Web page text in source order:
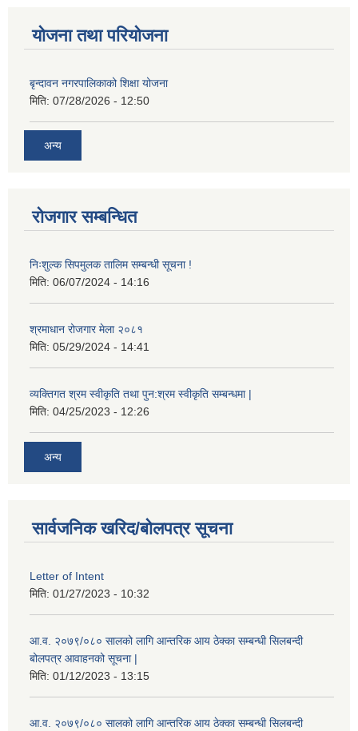
योजना तथा परियोजना
बृन्दावन नगरपालिकाको शिक्षा योजना
मिति: 07/28/2026 - 12:50
अन्य
रोजगार सम्बन्धित
निःशुल्क सिपमुलक तालिम सम्बन्धी सूचना !
मिति: 06/07/2024 - 14:16
श्रमाधान रोजगार मेला २०८१
मिति: 05/29/2024 - 14:41
व्यक्तिगत श्रम स्वीकृति तथा पुन:श्रम स्वीकृति सम्बन्धमा |
मिति: 04/25/2023 - 12:26
अन्य
सार्वजनिक खरिद/बोलपत्र सूचना
Letter of Intent
मिति: 01/27/2023 - 10:32
आ.व. २०७९/०८० सालको लागि आन्तरिक आय ठेक्का सम्बन्धी सिलबन्दी
बोलपत्र आवाहनको सूचना |
मिति: 01/12/2023 - 13:15
आ.व. २०७९/०८० सालको लागि आन्तरिक आय ठेक्का सम्बन्धी सिलबन्दी